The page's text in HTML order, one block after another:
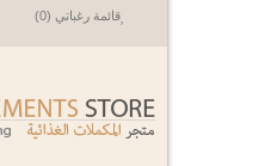
قائمة رغباتي (0)